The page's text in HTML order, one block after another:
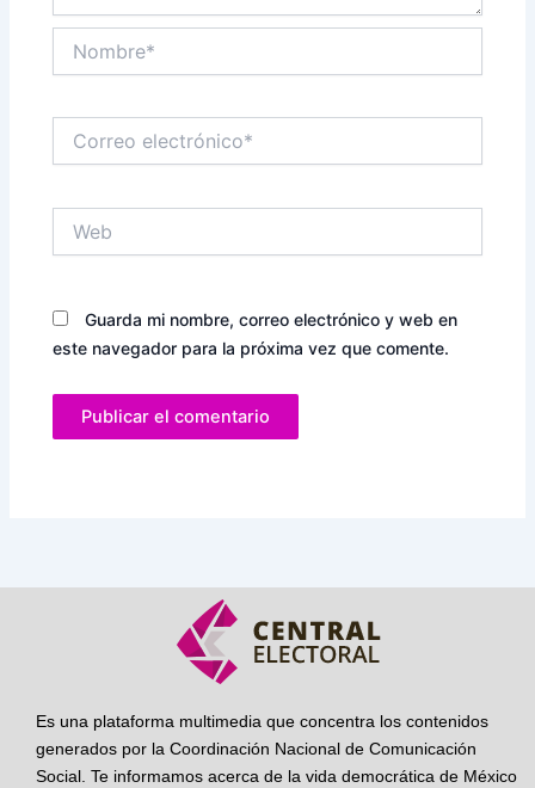
electrónico*
Guarda mi nombre, correo electrónico y web en
este navegador para la próxima vez que comente.
Es una plataforma multimedia que concentra los contenidos
generados por la Coordinación Nacional de Comunicación
Social. Te informamos acerca de la vida democrática de México